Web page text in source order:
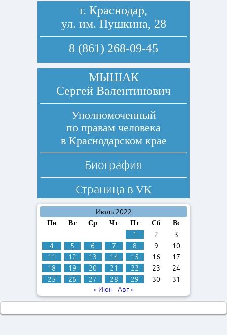
г. Краснодар,
ул. им. Пушкина, 28
8 (861) 268-09-45
МЫШАК
Сергей Валентинович
Уполномоченный
по правам человека
в Краснодарском крае
Биография
Страница в VK
Июль 2022
Пн Вт Ср Чт Пт Сб Вс
1 2
3
4
5 6 7 8 9
10
11
12 13 14 15 16
17
18
19 20 21 22 23
24
25
26 27 28 29 30
31
« Июн
Авг »